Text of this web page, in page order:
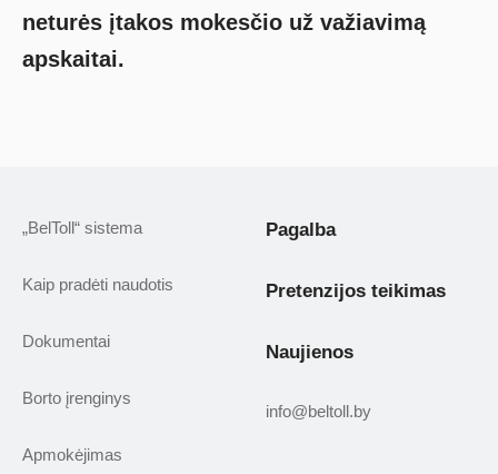
neturės įtakos mokesčio už važiavimą
apskaitai.
„BelToll“ sistema
Kaip pradėti naudotis
Dokumentai
Borto įrenginys
Apmokėjimas
Pagalba
Pretenzijos teikimas
Naujienos
info@beltoll.by